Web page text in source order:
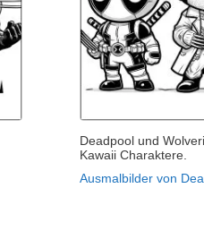
Deadpool und
Kawaii Charaktere.
Ausmalbilder von